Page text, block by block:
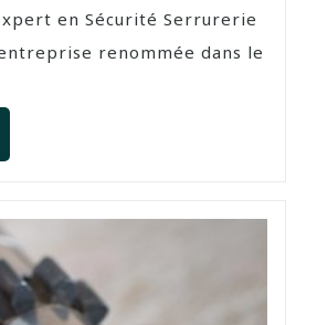
en Sécurité Serrurerie
renommée dans le